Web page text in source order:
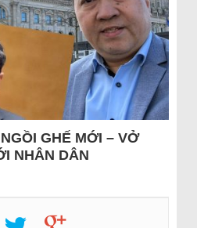
GHẾ MỚI – VỞ
NHÂN DÂN